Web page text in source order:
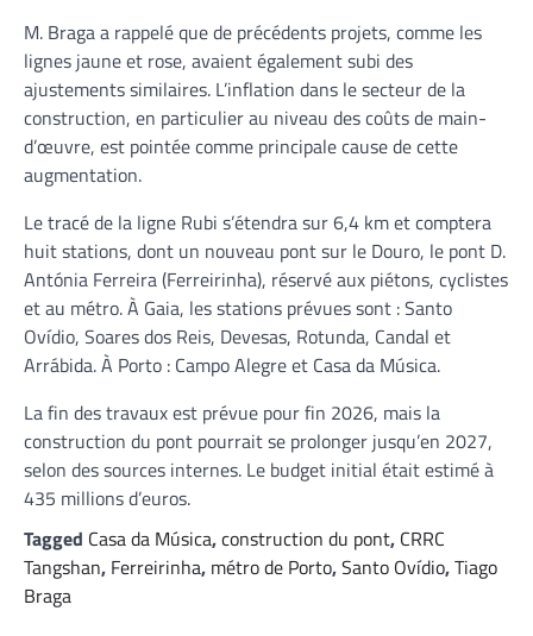
M. Braga a rappelé que de précédents projets, comme les
lignes jaune et rose, avaient également subi des
ajustements similaires. L’inflation dans le secteur de la
construction, en particulier au niveau des coûts de main-
d’œuvre, est pointée comme principale cause de cette
augmentation.
Le tracé de la ligne Rubi s’étendra sur 6,4 km et comptera
huit stations, dont un nouveau pont sur le Douro, le pont D.
Antónia Ferreira (Ferreirinha), réservé aux piétons, cyclistes
et au métro. À Gaia, les stations prévues sont : Santo
Ovídio, Soares dos Reis, Devesas, Rotunda, Candal et
Arrábida. À Porto : Campo Alegre et Casa da Música.
La fin des travaux est prévue pour fin 2026, mais la
construction du pont pourrait se prolonger jusqu’en 2027,
selon des sources internes. Le budget initial était estimé à
435 millions d’euros.
Tagged Casa da Música,construction du pont, CRRC
Tangshan, Ferreirinha, métro de Porto,Santo Ovídio,Tiago
Braga